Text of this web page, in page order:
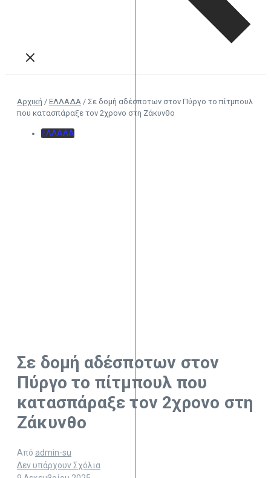
Αρχική / ΕΛΛΑΔΑ / Σε δομή αδέσποτων στον Πύργο το πίτμπουλ
που κατασπάραξε τον 2χρονο στη Ζάκυνθο
ΕΛΛΑΔΑ
Σε δομή αδέσποτων στον
Πύργο το πίτμπουλ που
κατασπάραξε τον 2χρονο στη
Ζάκυνθο
Από admin-su
Δεν υπάρχουν Σχόλια